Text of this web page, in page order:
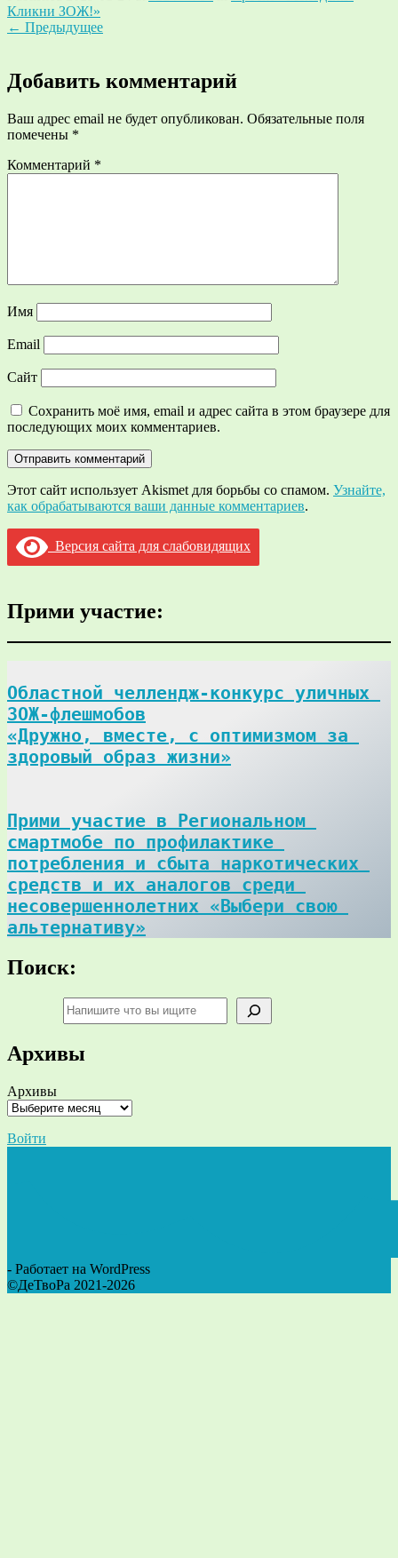
Кликни ЗОЖ!»
← Предыдущее
Добавить комментарий
Ваш адрес email не будет опубликован. Обязательные поля
помечены *
Комментарий *
Имя
Email
Сайт
Сохранить моё имя, email и адрес сайта в этом браузере для
последующих моих комментариев.
Этот сайт использует Akismet для борьбы со спамом. Узнайте,
как обрабатываются ваши данные комментариев.
Версия сайта для слабовидящих
Прими участие:
Областной челлендж-конкурс уличных
ЗОЖ-флешмобов
«Дружно, вместе, с оптимизмом за
здоровый образ жизни»
Прими участие в Региональном
смартмобе по профилактике
потребления и сбыта наркотических
средств и их аналогов среди
несовершеннолетних «Выбери свою
альтернативу»
Поиск:
Архивы
Архивы
Войти
- Работает на WordPress
©ДеТвоРа 2021-2026